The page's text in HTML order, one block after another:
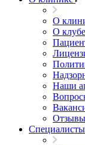
О
О
Наши
Отзывы
Специалисты